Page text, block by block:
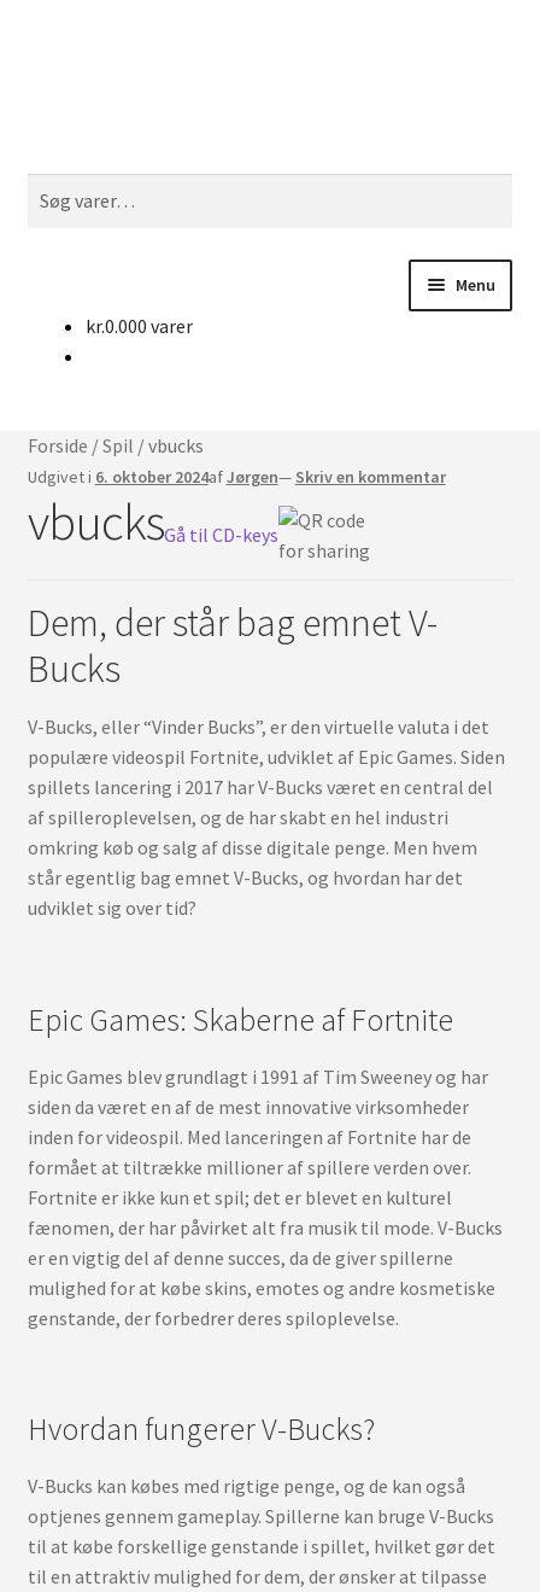
efter:
Menu
Kontakt
Dansk
kr.0.000 varer
Forside /Spil /vbucks
Udgivet i 6. oktober 2024afJørgen— Skriv en kommentar
vbucksGå til CD-keys
Dem, der står bag emnet V-
Bucks
V-Bucks, eller “Vinder Bucks”, er den virtuelle valuta i det
populære videospil Fortnite, udviklet af Epic Games. Siden
spillets lancering i 2017 har V-Bucks været en central del
af spilleroplevelsen, og de har skabt en hel industri
omkring køb og salg af disse digitale penge. Men hvem
står egentlig bag emnet V-Bucks, og hvordan har det
udviklet sig over tid?
Epic Games: Skaberne af Fortnite
Epic Games blev grundlagt i 1991 af Tim Sweeney og har
siden da været en af de mest innovative virksomheder
inden for videospil. Med lanceringen af Fortnite har de
formået at tiltrække millioner af spillere verden over.
Fortnite er ikke kun et spil; det er blevet en kulturel
fænomen, der har påvirket alt fra musik til mode. V-Bucks
er en vigtig del af denne succes, da de giver spillerne
mulighed for at købe skins, emotes og andre kosmetiske
genstande, der forbedrer deres spiloplevelse.
Hvordan fungerer V-Bucks?
V-Bucks kan købes med rigtige penge, og de kan også
optjenes gennem gameplay. Spillerne kan bruge V-Bucks
til at købe forskellige genstande i spillet, hvilket gør det
til en attraktiv mulighed for dem, der ønsker at tilpasse